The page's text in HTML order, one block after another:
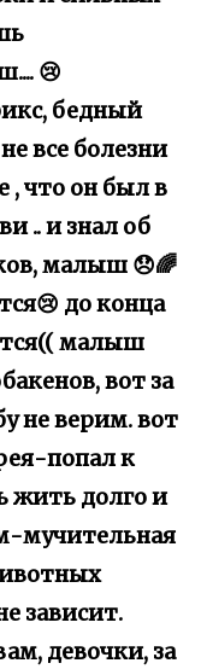
😢
бедный
все болезни
, что он был в
.. и знал об
малыш 😞🌈
до конца
малыш
вот за
не верим. вот
попал к
долго и
мучительная
зависит.
девочки, за